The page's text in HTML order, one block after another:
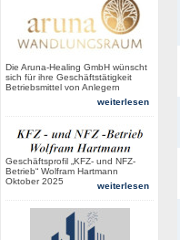
Die Aruna-Healing GmbH wünscht
sich für ihre Geschäftstätigkeit
Betriebsmittel von Anlegern
weiterlesen
Geschäftsprofil „KFZ- und NFZ-
Betrieb“ Wolfram Hartmann
Oktober 2025
weiterlesen